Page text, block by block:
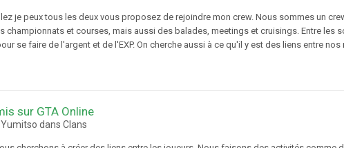
je peux tous les deux vous proposez de rejoindre mon crew. Nous sommes un
championnats et courses, mais aussi des balades, meetings et cruisings. Entre les
se faire de l'argent et de l'EXP. On cherche aussi à ce qu'il y est des liens entre nos
sur GTA Online
dans Clans